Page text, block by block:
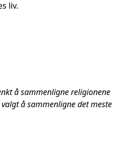
liv.
å sammenligne religionene
å sammenligne det meste